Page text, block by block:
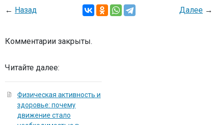
← Назад Далее →
Комментарии закрыты.
Читайте далее:
Физическая активность и
здоровье: почему
движение стало